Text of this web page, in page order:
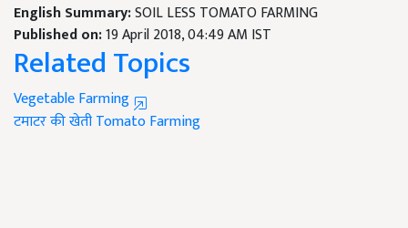
English Summary:SOIL LESS TOMATO FARMING
Published on:19 April 2018, 04:49 AM IST
Related Topics
Vegetable Farming
टमाटर की खेतीTomato Farming